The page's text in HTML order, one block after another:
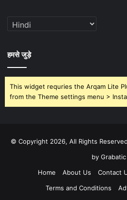
हमसे जुड़े
This widget requries the Arqam Lite
from the Theme settings menu >
© Copyright 2026, All Rights
by Grabatic
Home
About Us Contact
Terms and Conditions